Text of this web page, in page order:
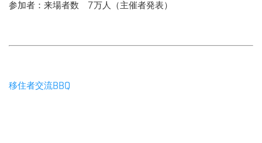
参加者：来場者数 7万人（主催者発表）
移住者交流BBQ